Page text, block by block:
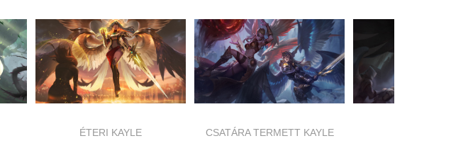
ÉTERI KAYLE CSATÁRA TERMETT KAYLE